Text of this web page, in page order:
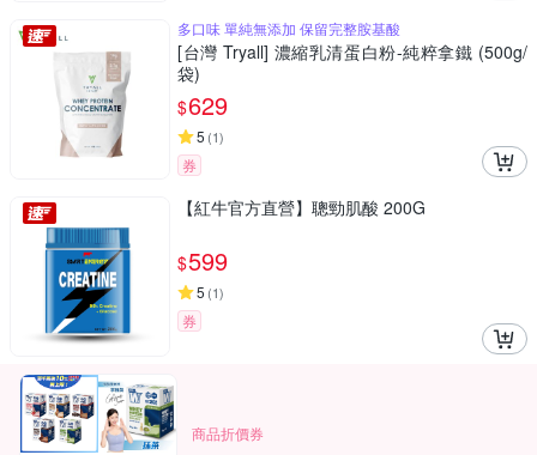
多口味 單純無添加 保留完整胺基酸
[台灣 Tryall] 濃縮乳清蛋白粉-純粹拿鐵 (500g/
袋)
$629
5 (1)
券
【紅牛官方直營】聰勁肌酸 200G
$599
5 (1)
券
商品折價券